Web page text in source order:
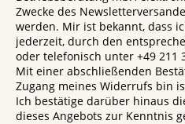
Zwecke des
werden. Mir ist bekannt, dass
jederzeit, durch den
oder telefonisch unter +49 211
Mit einer abschließenden
Zugang meines Widerrufs bin
Ich bestätige darüber hinaus
dieses Angebots zur Kenntnis